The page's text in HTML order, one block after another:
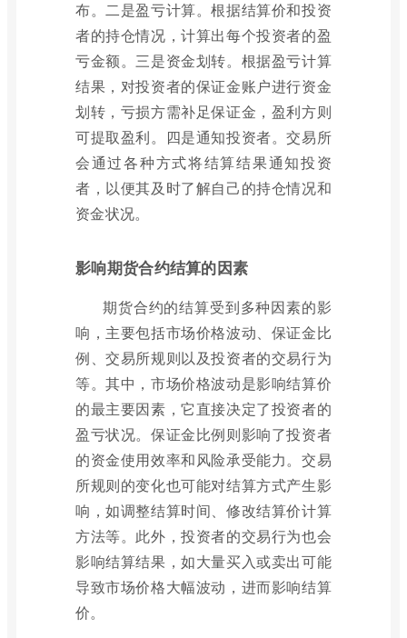
布。二是盈亏计算。根据结算价和投资
者的持仓情况，计算出每个投资者的盈
亏金额。三是资金划转。根据盈亏计算
结果，对投资者的保证金账户进行资金
划转，亏损方需补足保证金，盈利方则
可提取盈利。四是通知投资者。交易所
会通过各种方式将结算结果通知投资
者，以便其及时了解自己的持仓情况和
资金状况。
影响期货合约结算的因素
期货合约的结算受到多种因素的影
响，主要包括市场价格波动、保证金比
例、交易所规则以及投资者的交易行为
等。其中，市场价格波动是影响结算价
的最主要因素，它直接决定了投资者的
盈亏状况。保证金比例则影响了投资者
的资金使用效率和风险承受能力。交易
所规则的变化也可能对结算方式产生影
响，如调整结算时间、修改结算价计算
方法等。此外，投资者的交易行为也会
影响结算结果，如大量买入或卖出可能
导致市场价格大幅波动，进而影响结算
价。